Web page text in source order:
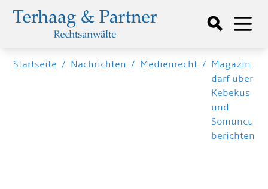
Startseite / Nachrichten / Medienrecht / Magazin
darf über
Kebekus
und
Somuncu
berichten